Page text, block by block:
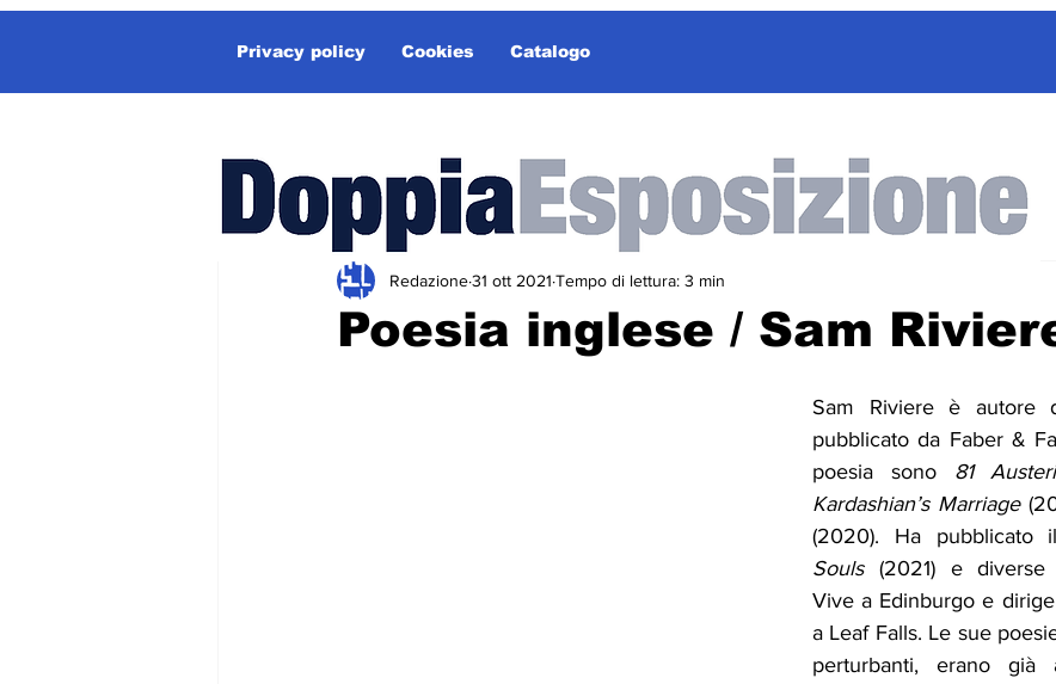
Privacy policy Cookies Catalogo
Poesia inglese / Sam
Redazione31 ott 2021 Tempo di lettura: 3 min
Sam Riviere è autore
pubblicato da Faber &
poesia sono 81
Kardashian’s Marriage
(2020). Ha pubblicato
Souls (2021) e diverse
Vive a Edinburgo e
a Leaf Falls. Le sue
perturbanti, erano già